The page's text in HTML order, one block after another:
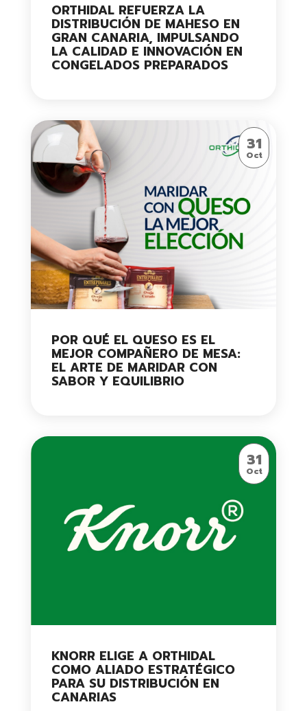
ORTHIDAL REFUERZA LA
DISTRIBUCIÓN DE MAHESO EN
GRAN CANARIA, IMPULSANDO
LA CALIDAD E INNOVACIÓN EN
CONGELADOS PREPARADOS
31
Oct
POR QUÉ EL QUESO ES EL
MEJOR COMPAÑERO DE MESA:
EL ARTE DE MARIDAR CON
SABOR Y EQUILIBRIO
31
Oct
KNORR ELIGE A ORTHIDAL
COMO ALIADO ESTRATÉGICO
PARA SU DISTRIBUCIÓN EN
CANARIAS